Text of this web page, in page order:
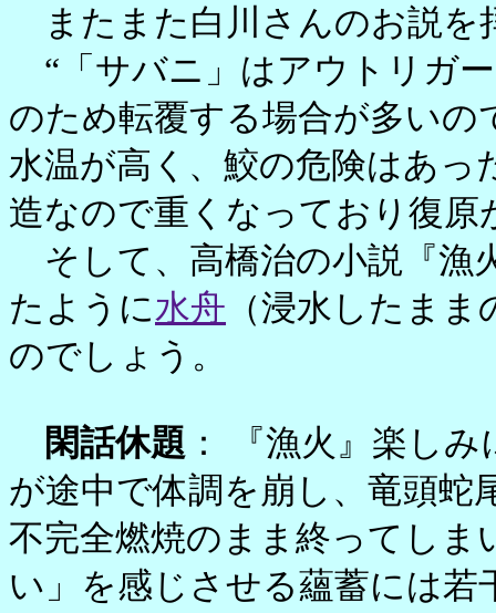
またまた白川さんのお説を
“「サバニ」はアウトリガ
のため転覆する場合が多い
水温が高く、鮫の危険はあ
造なので重くなっており復原
そして、高橋治の小説『漁
たように水舟 （浸水したま
のでしょう。
閑話休題 ： 『漁火』楽し
が途中で体調を崩し、竜頭
不完全燃焼のまま終ってし
い」を感じさせる蘊蓄には